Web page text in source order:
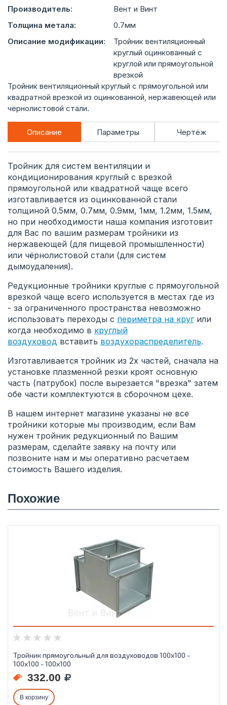
Производитель:
Вент и Винт
Толщина метала:
0.7мм
Описание модификации:
Тройник вентиляционный
круглый оцинкованный с
круглой или прямоугольной
врезкой
Тройник вентиляционный круглый с прямоугольной или
квадратной врезкой из оцинкованной, нержавеющей или
чёрнолистовой стали.
Описание Параметры Чертёж
Тройник для систем вентиляции и
кондиционирования круглый с врезкой
прямоугольной или квадратной чаще всего
изготавливается из оцинкованной стали
толщиной 0.5мм, 0.7мм, 0.9мм, 1мм, 1.2мм, 1.5мм,
но при необходимости наша компания изготовит
для Вас по вашим размерам тройники из
нержавеющей (для пищевой промышленности)
или чёрнолистовой стали (для систем
дымоудаления).
Редукционные тройники круглые с прямоугольной
врезкой чаще всего используется в местах где из
- за ограниченного пространства невозможно
использовать переходы с периметра на кругили
когда необходимо в круглый
воздуховод вставить воздухораспределитель.
Изготавливается тройник из 2х частей, сначала на
установке плазменной резки кроят основную
часть (патрубок) после вырезается "врезка" затем
обе части комплектуются в сборочном цехе.
В нашем интернет магазине указаны не все
тройники которые мы производим, если Вам
нужен тройник редукционный по Вашим
размерам, сделайте заявку на почту или
позвоните нам и мы оперативно расчетаем
стоимость Вашего изделия.
Похожие
Тройник прямоугольный для воздуховодов 100х100 -
100х100 - 100х100
332.00
В корзину